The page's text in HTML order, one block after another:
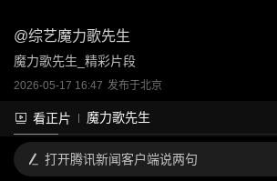
@综艺魔力歌先生
魔力歌先生_精彩片段
2026-05-17 16:47 发布于北京
看正片 魔力歌先生
打开腾讯新闻客户端说两句